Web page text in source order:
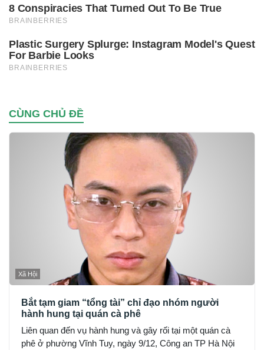
CÙNG CHỦ ĐỀ
Xã Hội
Bắt tạm giam “tổng tài” chỉ đạo nhóm người
hành hung tại quán cà phê
Liên quan đến vụ hành hung và gây rối tại một quán cà
phê ở phường Vĩnh Tuy, ngày 9/12, Công an TP Hà Nội